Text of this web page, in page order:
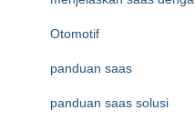
Otomotif
panduan saas
panduan saas solusi